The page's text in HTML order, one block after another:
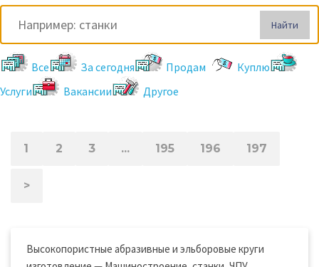
Найти
Все За сегодня Продам
Куплю
Услуги
Вакансии Другое
1 2 3 ... 195 196 197
>
Высокопористные абразивные и эльборовые круги